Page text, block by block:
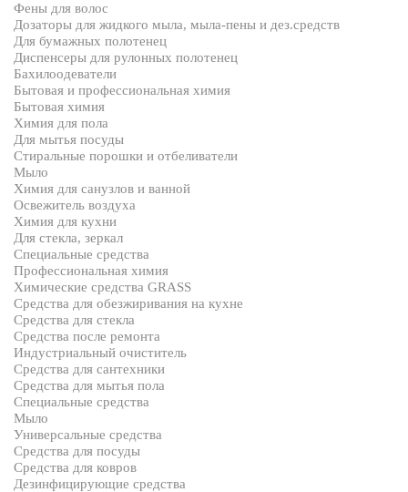
Фены для волос
Дозаторы для жидкого мыла, мыла-пены и дез.средств
Для бумажных полотенец
Диспенсеры для рулонных полотенец
Бахилоодеватели
Бытовая и профессиональная химия
Бытовая химия
Химия для пола
Для мытья посуды
Стиральные порошки и отбеливатели
Мыло
Химия для санузлов и ванной
Освежитель воздуха
Химия для кухни
Для стекла, зеркал
Специальные средства
Профессиональная химия
Химические средства GRASS
Средства для обезжиривания на кухне
Средства для стекла
Средства после ремонта
Индустриальный очиститель
Средства для сантехники
Средства для мытья пола
Специальные средства
Мыло
Универсальные средства
Средства для посуды
Средства для ковров
Дезинфицирующие средства